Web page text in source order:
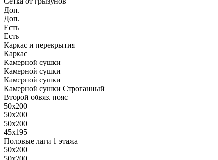
Доп.
Доп.
Есть
Есть
Каркас и перекрытия
Каркас
Камерной сушки
Камерной сушки
Камерной сушки
Камерной сушки Строганный
Второй обвяз. пояс
50х200
50х200
50х200
45х195
Половые лаги 1 этажа
50х200